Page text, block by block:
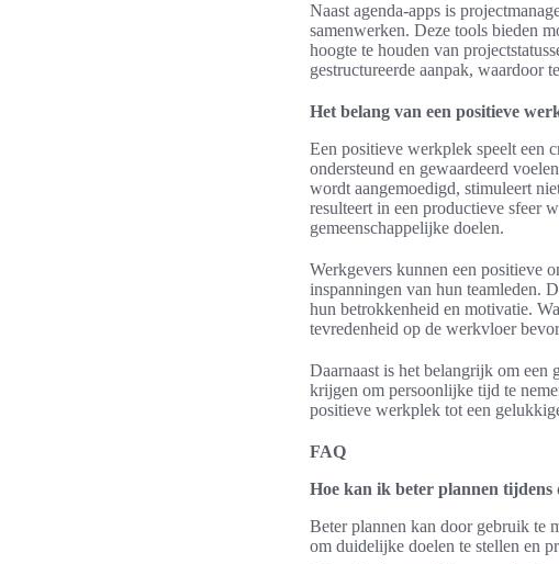
Naast agenda-apps is
samenwerken. Deze tools bieden
hoogte te houden van
gestructureerde aanpak, waardoor
Het belang van een positieve
Een positieve werkplek speelt een
ondersteund en gewaardeerd
wordt aangemoedigd, stimuleert
resulteert in een productieve sfeer
gemeenschappelijke doelen.
Werkgevers kunnen een positieve
inspanningen van hun teamleden.
hun betrokkenheid en motivatie.
tevredenheid op de werkvloer
Daarnaast is het belangrijk om een
krijgen om persoonlijke tijd te
positieve werkplek tot een
FAQ
Hoe kan ik beter plannen
Beter plannen kan door gebruik te
om duidelijke doelen te stellen en